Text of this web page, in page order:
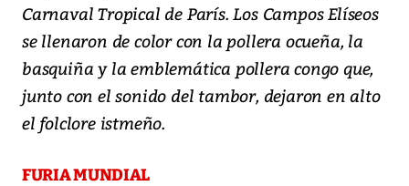
Carnaval Tropical de París. Los Campos Elíseos
se llenaron de color con la pollera ocueña, la
basquiña y la emblemática pollera congo que,
junto con el sonido del tambor, dejaron en alto
el folclore istmeño.
FURIA MUNDIAL